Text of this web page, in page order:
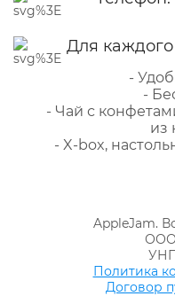
Для каждого
-
-
- Чай с
из
- X-box,
AppleJam.
Политика
Договор